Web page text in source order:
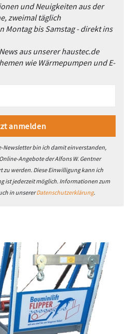
und Neuigkeiten aus der
zweimal täglich
Montag bis Samstag - direkt ins
aus unserer haustec.de
wie Wärmepumpen und E-
Newsletter bin ich damit einverstanden,
Angebote der Alfons W. Gentner
zu werden. Diese Einwilligung kann ich
ist jederzeit möglich. Informationen zum
in unsererDatenschutzerklärung.